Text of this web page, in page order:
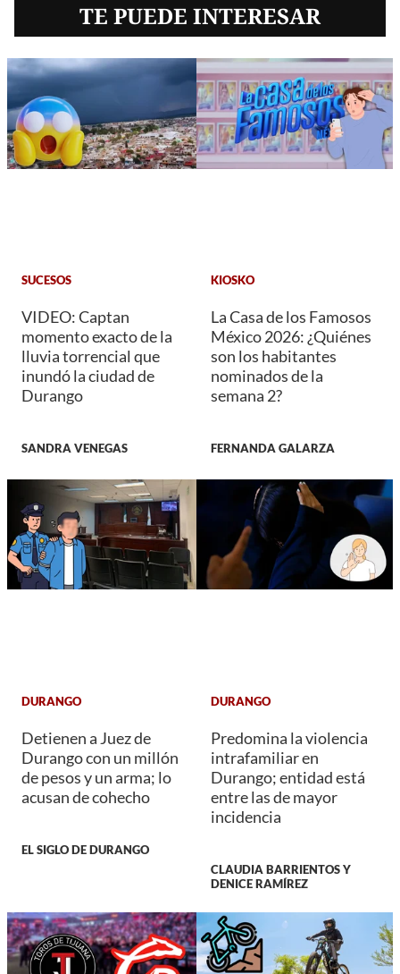
TE PUEDE INTERESAR
SUCESOS
VIDEO: Captan
momento exacto de la
lluvia torrencial que
inundó la ciudad de
Durango
SANDRA VENEGAS
KIOSKO
La Casa de los Famosos
México 2026: ¿Quiénes
son los habitantes
nominados de la
semana 2?
FERNANDA GALARZA
DURANGO
Detienen a Juez de
Durango con un millón
de pesos y un arma; lo
acusan de cohecho
EL SIGLO DE DURANGO
DURANGO
Predomina la violencia
intrafamiliar en
Durango; entidad está
entre las de mayor
incidencia
CLAUDIA BARRIENTOS Y
DENICE RAMÍREZ